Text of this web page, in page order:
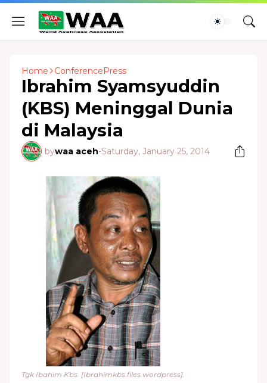
Home ConferencePress
Ibrahim Syamsyuddin
(KBS) Meninggal Dunia
di Malaysia
bywaa aceh-Saturday, January 25, 2014
Tgk Ibahim Kbs. [Ibrahimkbs.files.wordpress].